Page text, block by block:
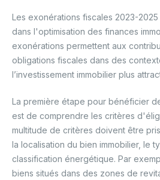
Les exonérations fiscales 2023-
dans l'optimisation des finances
exonérations permettent aux
obligations fiscales dans des
l’investissement immobilier plus
La première étape pour bénéficier
est de comprendre les critères
multitude de critères doivent être
la localisation du bien immobilier, le
classification énergétique. Par
biens situés dans des zones de